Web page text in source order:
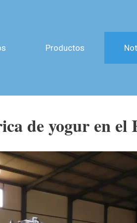
Productos
de yogur en el